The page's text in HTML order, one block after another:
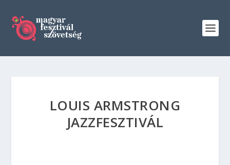
LOUIS ARMSTRONG
JAZZFESZTIVÁL